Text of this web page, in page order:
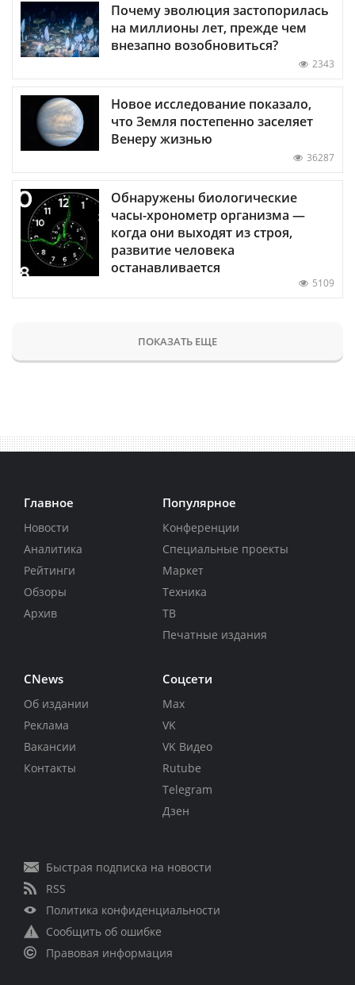
Почему эволюция застопорилась
на миллионы лет, прежде чем
внезапно возобновиться?
2343
Новое исследование показало,
что Земля постепенно заселяет
Венеру жизнью
36287
Обнаружены биологические
часы-хронометр организма —
когда они выходят из строя,
развитие человека
останавливается
5109
ПОКАЗАТЬ ЕЩЕ
Главное
Новости
Аналитика
Рейтинги
Обзоры
Архив
Популярное
Конференции
Специальные проекты
Маркет
Техника
ТВ
Печатные издания
CNews
Об издании
Реклама
Вакансии
Контакты
Соцсети
Max
VK
VK Видео
Rutube
Telegram
Дзен
Быстрая подписка на новости
RSS
Политика конфиденциальности
Сообщить об ошибке
Правовая информация